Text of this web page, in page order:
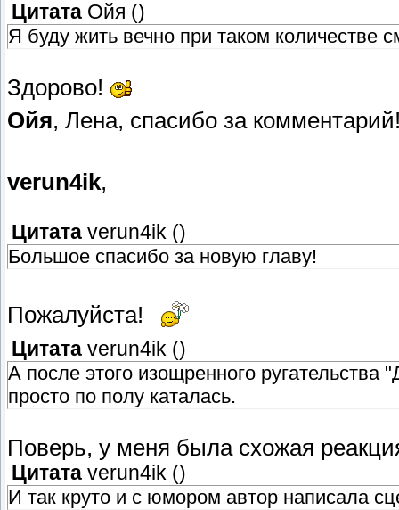
Цитата Ойя ()
Я буду жить вечно при таком количестве
Здорово!
Ойя, Лена, спасибо за
verun4ik,
Цитата verun4ik ()
Большое спасибо за новую главу!
Пожалуйста!
Цитата verun4ik ()
А после этого изощренного
просто по полу каталась.
Поверь, у меня была схожая
Цитата verun4ik ()
И так круто и с юмором автор написала